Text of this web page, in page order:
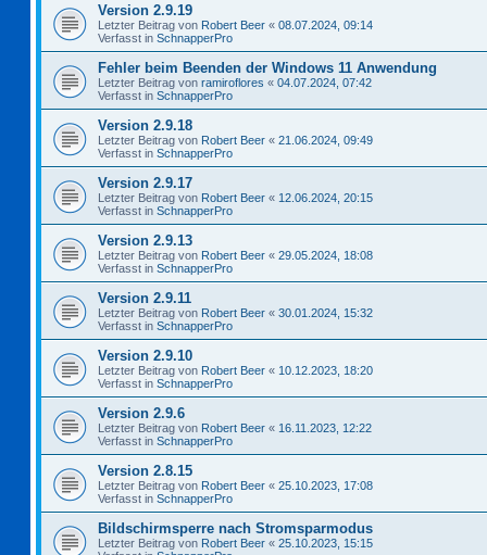
Version 2.9.19
Letzter Beitrag von Robert Beer « 08.07.2024, 09:14
Verfasst in SchnapperPro
Fehler beim Beenden der Windows 11 Anwendung
Letzter Beitrag von ramiroflores « 04.07.2024, 07:42
Verfasst in SchnapperPro
Version 2.9.18
Letzter Beitrag von Robert Beer « 21.06.2024, 09:49
Verfasst in SchnapperPro
Version 2.9.17
Letzter Beitrag von Robert Beer « 12.06.2024, 20:15
Verfasst in SchnapperPro
Version 2.9.13
Letzter Beitrag von Robert Beer « 29.05.2024, 18:08
Verfasst in SchnapperPro
Version 2.9.11
Letzter Beitrag von Robert Beer « 30.01.2024, 15:32
Verfasst in SchnapperPro
Version 2.9.10
Letzter Beitrag von Robert Beer « 10.12.2023, 18:20
Verfasst in SchnapperPro
Version 2.9.6
Letzter Beitrag von Robert Beer « 16.11.2023, 12:22
Verfasst in SchnapperPro
Version 2.8.15
Letzter Beitrag von Robert Beer « 25.10.2023, 17:08
Verfasst in SchnapperPro
Bildschirmsperre nach Stromsparmodus
Letzter Beitrag von Robert Beer « 25.10.2023, 15:15